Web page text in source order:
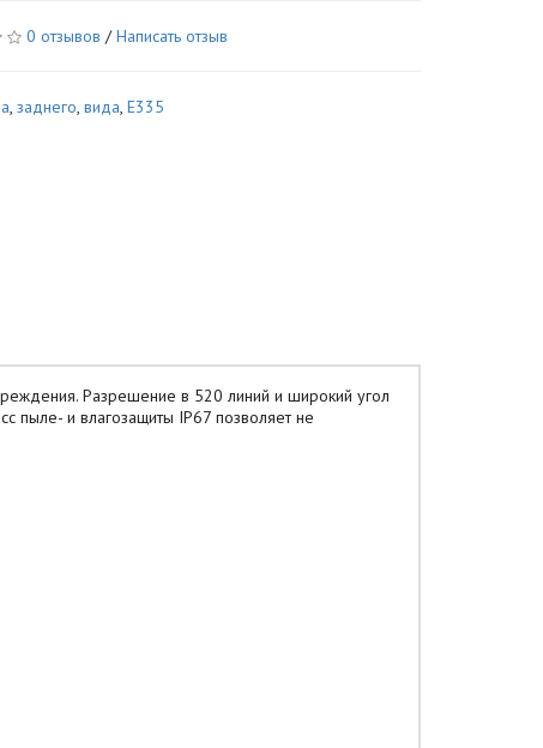
0 отзывов /Написать отзыв
,заднего,вида,E335
Разрешение в 520 линий и широкий угол
пыле- и влагозащиты IP67 позволяет не